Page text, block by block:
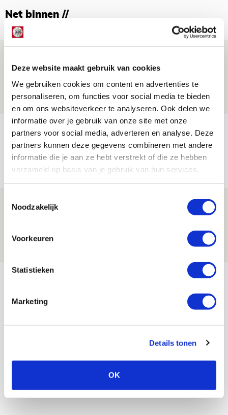
Deze website maakt gebruik van cookies
We gebruiken cookies om content en advertenties te
personaliseren, om functies voor social media te bieden
en om ons websiteverkeer te analyseren. Ook delen we
informatie over je gebruik van onze site met onze
partners voor social media, adverteren en analyse. Deze
partners kunnen deze gegevens combineren met andere
informatie die je aan ze hebt verstrekt of die ze hebben
verzameld op basis van je gebruik van hun services.
Noodzakelijk
Voorkeuren
Statistieken
Marketing
Details tonen
OK
Net binnen //
Zwolle - Ajax
08 AUGUSTUS 2026 - 12:32
NIEUWS
Míchels elf: met welke formatie begin
jij aan nieuw eredivisieseizoen?
08 AUGUSTUS 2026 - 11:34
NIEUWS
Spelen bij Jong Ajax of Ajax 1? Dat
08 AUGUSTUS 2026 - 10:04
Bekijk meer
23
Selectiedag ballenjongens/-meiden
11 Geef Mij Maar Amsterdam